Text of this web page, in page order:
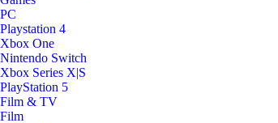
PC
Playstation 4
Xbox One
Nintendo Switch
Xbox Series X|S
PlayStation 5
Film & TV
Film